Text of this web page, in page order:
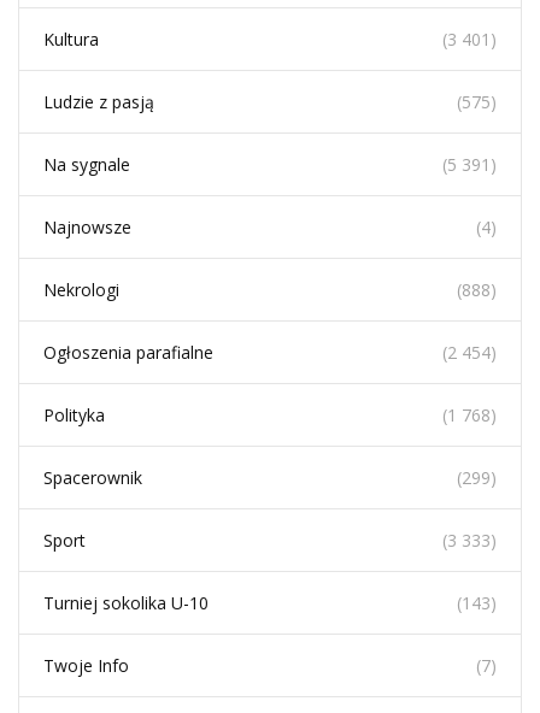
Kultura (3 401)
Ludzie z pasją (575)
Na sygnale (5 391)
Najnowsze (4)
Nekrologi (888)
Ogłoszenia parafialne (2 454)
Polityka (1 768)
Spacerownik (299)
Sport (3 333)
Turniej sokolika U-10 (143)
Twoje Info (7)